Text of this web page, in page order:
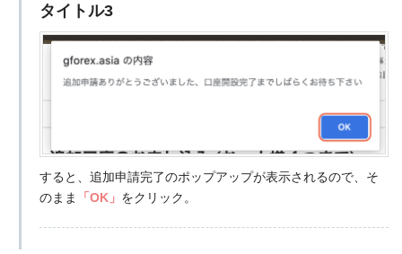
タイトル3
すると、追加申請完了のポップアップが表示されるので、そ
のまま
「OK」 をクリック。